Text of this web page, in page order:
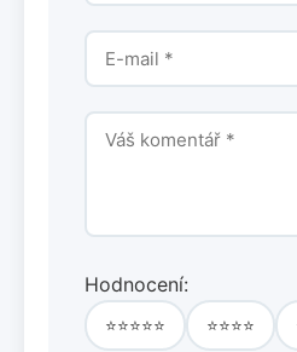
Hodnocení:
⭐⭐⭐⭐⭐ ⭐⭐⭐⭐